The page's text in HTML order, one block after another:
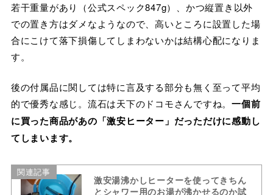
若干重量があり（公式スペック847g）、かつ縦置き以外
での置き方はダメなようなので、高いところに設置した場
合にこけて落下損傷してしまわないかは結構心配になりま
す。
後の付属品に関しては特に言及する部分も無く至って平均
的で優秀な感じ。流石は天下のドコモさんですね。一個前
に買った商品があの「激安ヒーター」だっただけに感動し
てしまいます。
関連記事
激安湯沸かしヒーターを使ってきちん
とシャワー用のお湯が沸かせるのか試